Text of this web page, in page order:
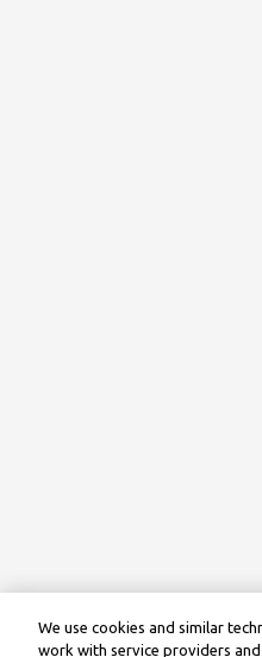
We use cookies and similar
work with service providers